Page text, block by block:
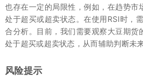
也存在一定的局限性，例如，在趋势市
处于超买或超卖状态。在使用RSI时，
合分析。目前，我们需要观察大豆期货
处于超买或超卖状态，从而辅助判断未
风险提示